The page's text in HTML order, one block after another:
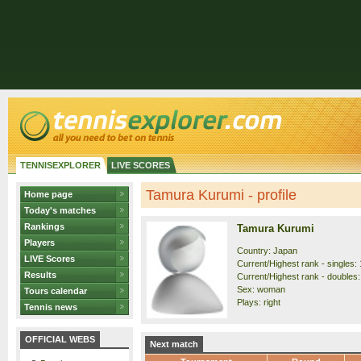
TENNISEXPLORER LIVE SCORES
Home page
Today's matches
Rankings
Players
LIVE Scores
Results
Tours calendar
Tennis news
OFFICIAL WEBS
Tamura Kurumi - profile
Tamura Kurumi
Country: Japan
Current/Highest rank - singles:
Current/Highest rank -
Sex: woman
Plays: right
Next match